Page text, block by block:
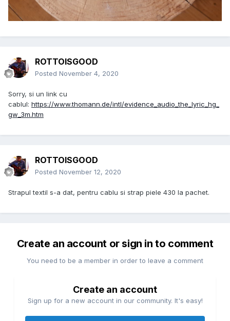
ROTTOISGOOD
Posted November 4, 2020
Sorry, si un link cu
cablul: https://www.thomann.de/intl/evidence_audio_the_lyric_hg_
gw_3m.htm
ROTTOISGOOD
Posted November 12, 2020
Strapul textil s-a dat, pentru cablu si strap piele 430 la pachet.
Create an account or sign in to comment
You need to be a member in order to leave a comment
Create an account
Sign up for a new account in our community. It's easy!